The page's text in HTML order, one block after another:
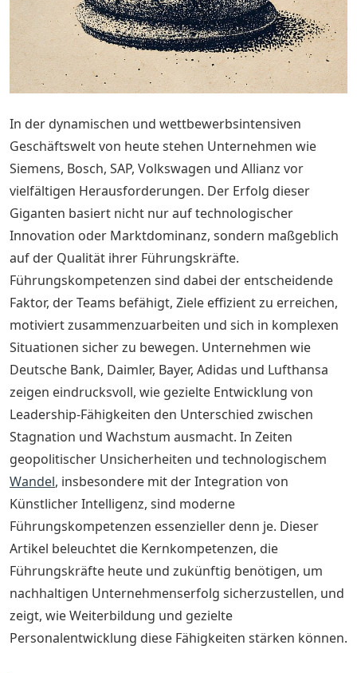
In der dynamischen und wettbewerbsintensiven
Geschäftswelt von heute stehen Unternehmen wie
Siemens, Bosch, SAP, Volkswagen und Allianz vor
vielfältigen Herausforderungen. Der Erfolg dieser
Giganten basiert nicht nur auf technologischer
Innovation oder Marktdominanz, sondern maßgeblich
auf der Qualität ihrer Führungskräfte.
Führungskompetenzen sind dabei der entscheidende
Faktor, der Teams befähigt, Ziele effizient zu erreichen,
motiviert zusammenzuarbeiten und sich in komplexen
Situationen sicher zu bewegen. Unternehmen wie
Deutsche Bank, Daimler, Bayer, Adidas und Lufthansa
zeigen eindrucksvoll, wie gezielte Entwicklung von
Leadership-Fähigkeiten den Unterschied zwischen
Stagnation und Wachstum ausmacht. In Zeiten
geopolitischer Unsicherheiten und technologischem
Wandel, insbesondere mit der Integration von
Künstlicher Intelligenz, sind moderne
Führungskompetenzen essenzieller denn je. Dieser
Artikel beleuchtet die Kernkompetenzen, die
Führungskräfte heute und zukünftig benötigen, um
nachhaltigen Unternehmenserfolg sicherzustellen, und
zeigt, wie Weiterbildung und gezielte
Personalentwicklung diese Fähigkeiten stärken können.